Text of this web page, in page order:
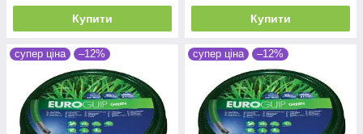
Купити Купити
супер ціна –12% супер ціна –12%